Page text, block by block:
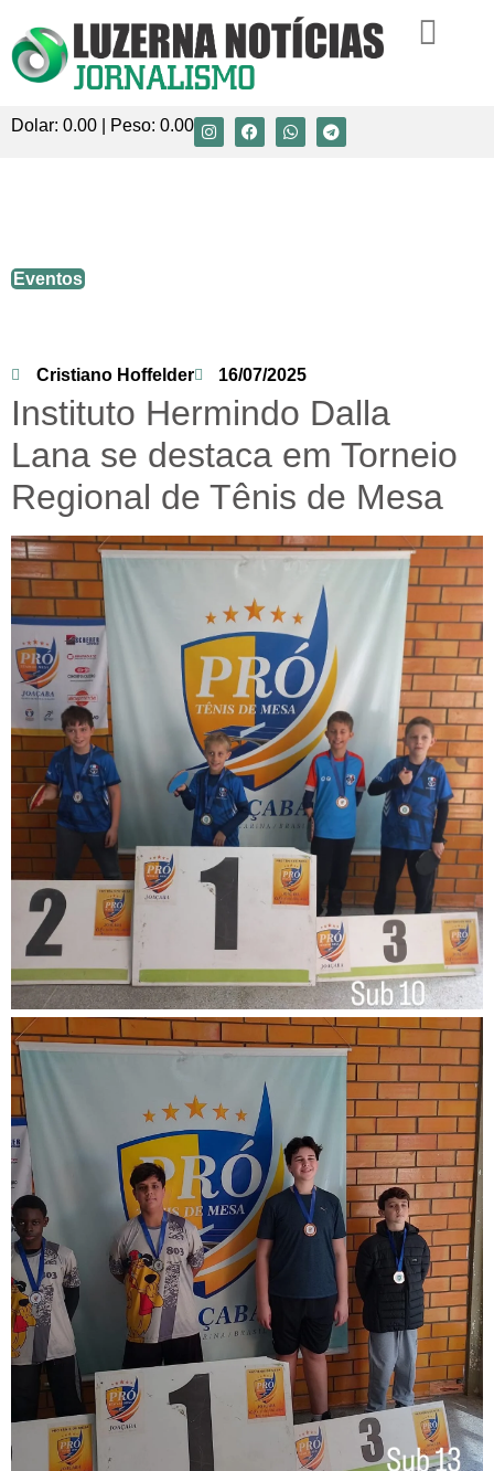
Dolar: 0.00 | Peso: 0.00
Eventos
Cristiano Hoffelder 16/07/2025
Instituto Hermindo Dalla
Lana se destaca em Torneio
Regional de Tênis de Mesa